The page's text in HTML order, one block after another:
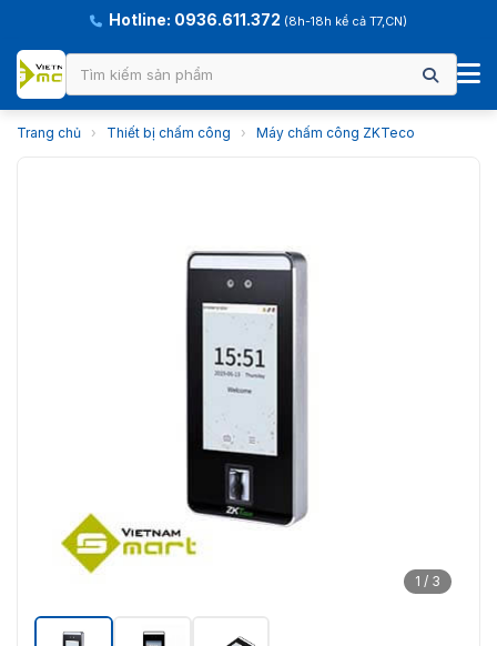
Hotline: 0936.611.372 (8h-18h kể cả T7,CN)
Trang chủ › Thiết bị chấm công › Máy chấm công ZKTeco
1 / 3